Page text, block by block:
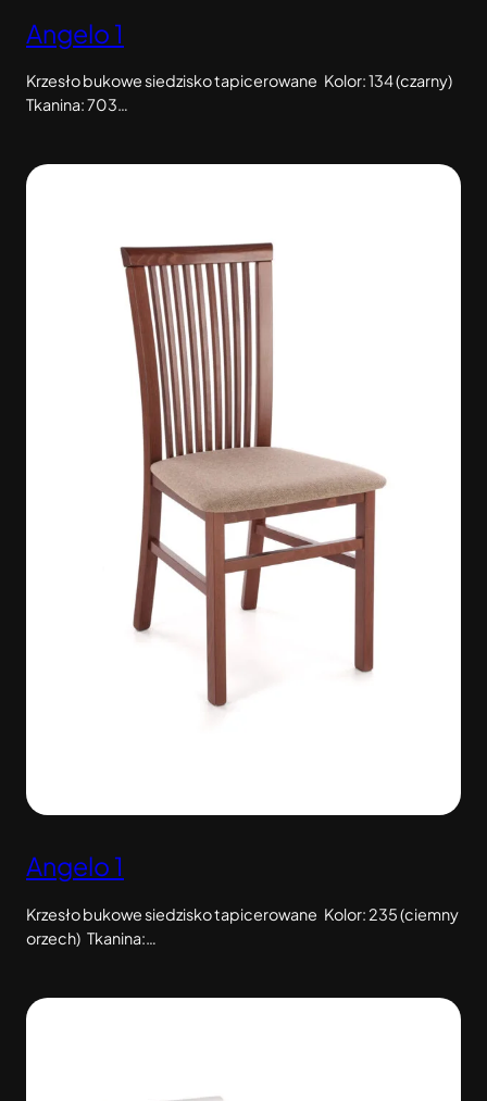
Angelo 1
Krzesło bukowe siedzisko tapicerowane Kolor: 134 (czarny)
Tkanina: 703…
Angelo 1
Krzesło bukowe siedzisko tapicerowane Kolor: 235 (ciemny
orzech) Tkanina:…